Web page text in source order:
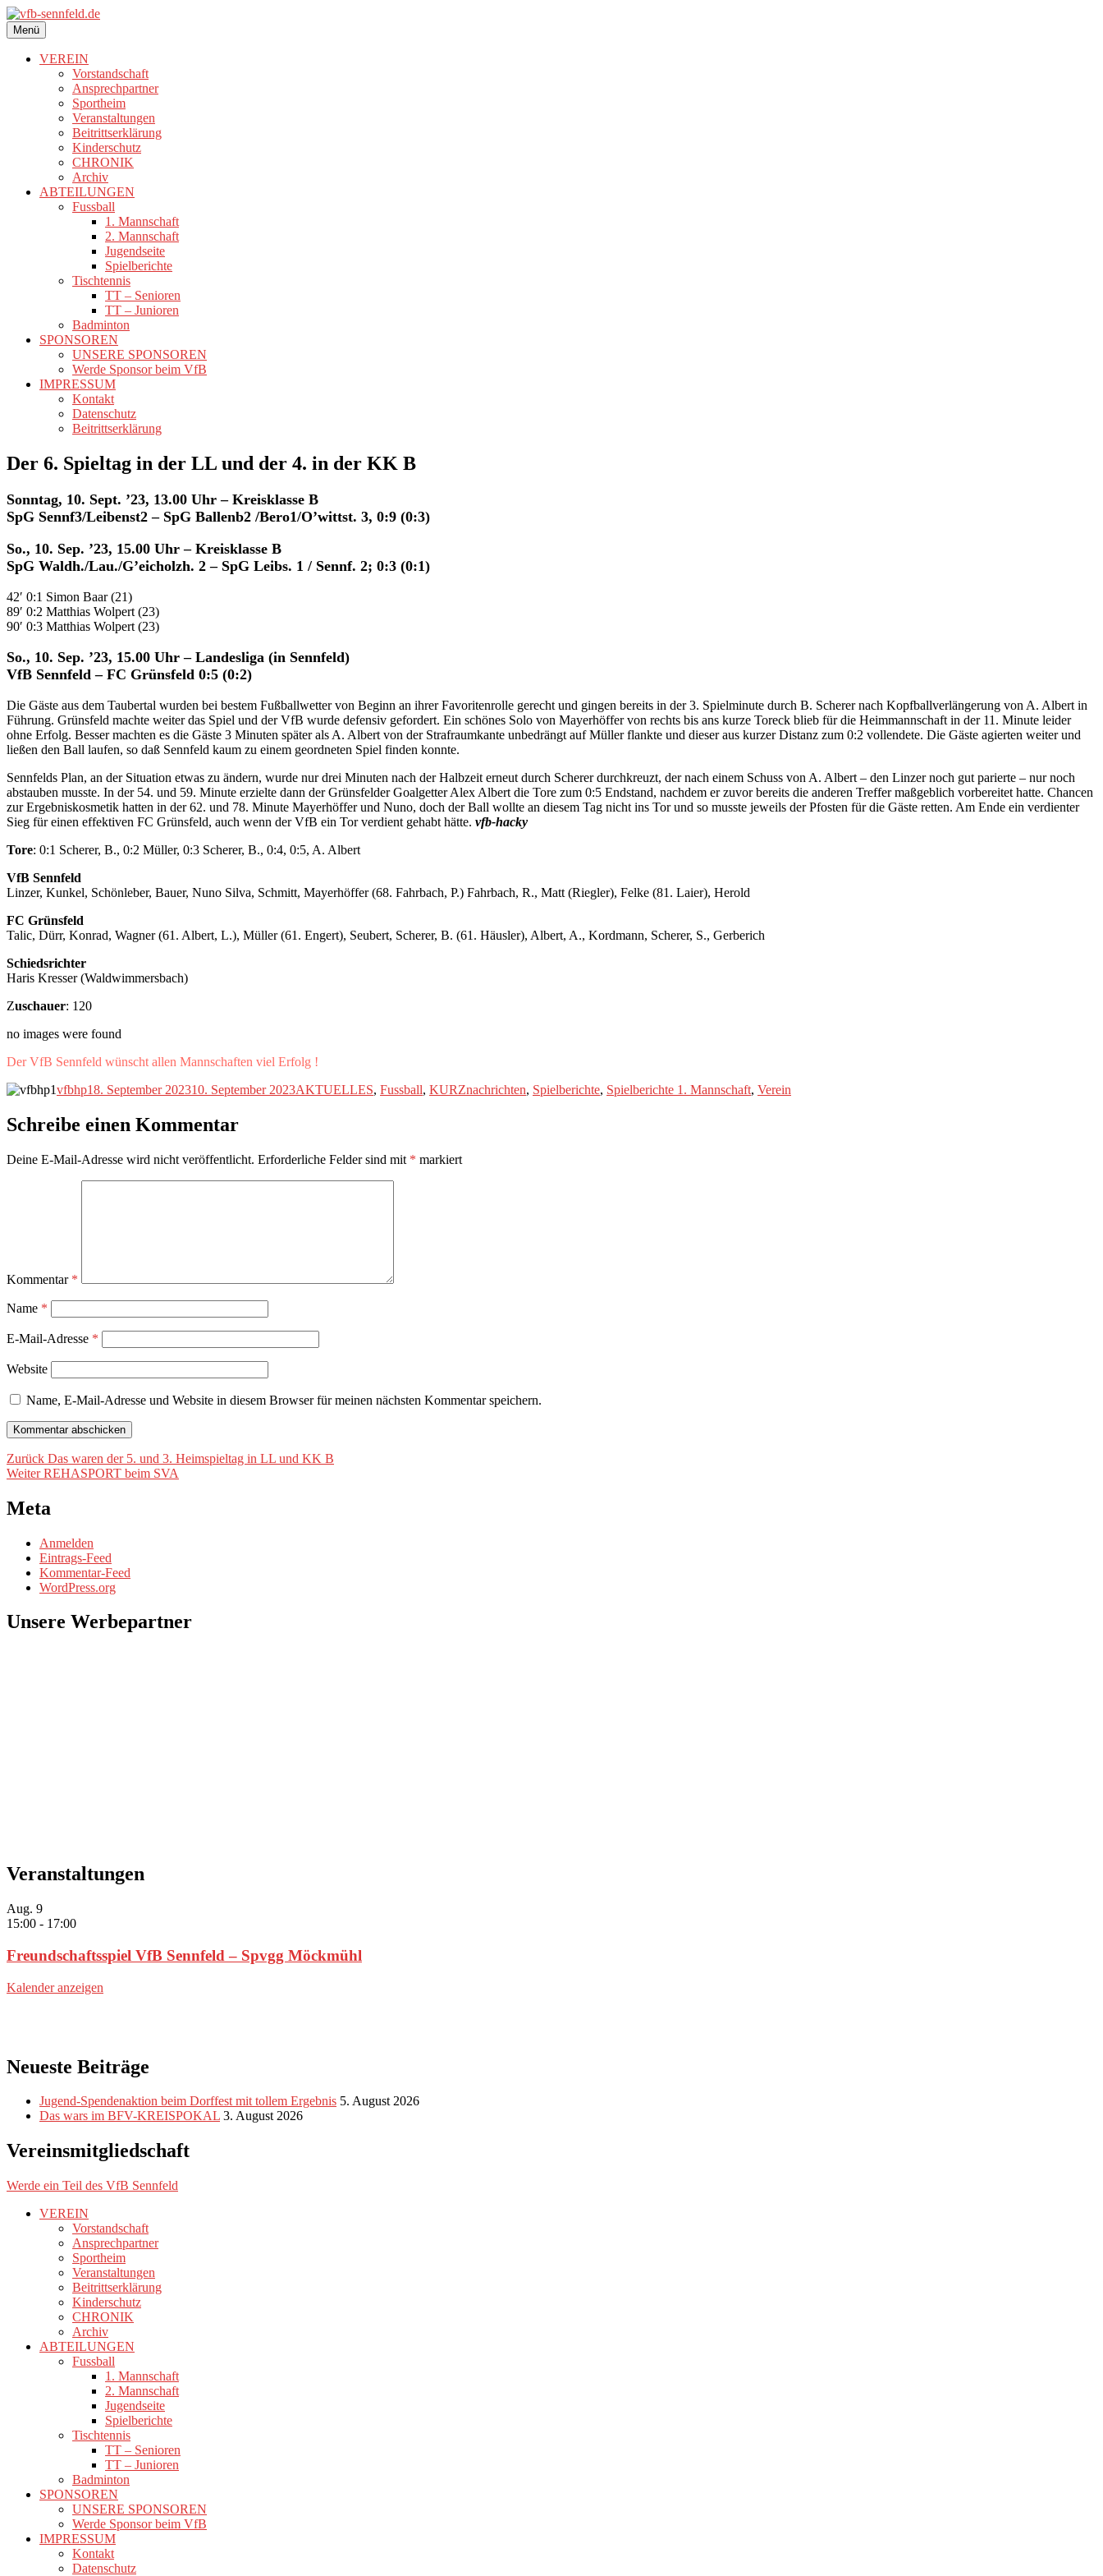
Zum
Inhalt
springen
vfb-sennfeld.de
Menü
VEREIN
Vorstandschaft
Ansprechpartner
Sportheim
Veranstaltungen
Beitrittserklärung
Kinderschutz
CHRONIK
Archiv
ABTEILUNGEN
Fussball
1. Mannschaft
2. Mannschaft
Jugendseite
Spielberichte
Tischtennis
TT – Senioren
TT – Junioren
Badminton
SPONSOREN
UNSERE SPONSOREN
Werde Sponsor beim VfB
IMPRESSUM
Kontakt
Datenschutz
Beitrittserklärung
Der 6. Spieltag in der LL und der 4. in der KK B
Sonntag, 10. Sept. ’23, 13.00 Uhr – Kreisklasse B
SpG Sennf3/Leibenst2 – SpG Ballenb2 /Bero1/O’wittst. 3, 0:9 (0:3)
So., 10. Sep. ’23, 15.00 Uhr – Kreisklasse B
SpG Waldh./Lau./G’eicholzh. 2 – SpG Leibs. 1 / Sennf. 2; 0:3 (0:1)
42′ 0:1 Simon Baar (21)
89′ 0:2 Matthias Wolpert (23)
90′ 0:3 Matthias Wolpert (23)
So., 10. Sep. ’23, 15.00 Uhr – Landesliga (in Sennfeld)
VfB Sennfeld – FC Grünsfeld 0:5 (0:2)
Die Gäste aus dem Taubertal wurden bei bestem Fußballwetter von Beginn an ihrer Favoritenrolle gerecht und gingen bereits in der 3. Spielminute durch B. Scherer nach Kopfballverlängerung von A. Albert in
Führung. Grünsfeld machte weiter das Spiel und der VfB wurde defensiv gefordert. Ein schönes Solo von Mayerhöffer von rechts bis ans kurze Toreck blieb für die Heimmannschaft in der 11. Minute leider
ohne Erfolg. Besser machten es die Gäste 3 Minuten später als A. Albert von der Strafraumkante unbedrängt auf Müller flankte und dieser aus kurzer Distanz zum 0:2 vollendete. Die Gäste agierten weiter und
ließen den Ball laufen, so daß Sennfeld kaum zu einem geordneten Spiel finden konnte.
Sennfelds Plan, an der Situation etwas zu ändern, wurde nur drei Minuten nach der Halbzeit erneut durch Scherer durchkreuzt, der nach einem Schuss von A. Albert – den Linzer noch gut parierte – nur noch
abstauben musste. In der 54. und 59. Minute erzielte dann der Grünsfelder Goalgetter Alex Albert die Tore zum 0:5 Endstand, nachdem er zuvor bereits die anderen Treffer maßgeblich vorbereitet hatte. Chancen
zur Ergebniskosmetik hatten in der 62. und 78. Minute Mayerhöffer und Nuno, doch der Ball wollte an diesem Tag nicht ins Tor und so musste jeweils der Pfosten für die Gäste retten. Am Ende ein verdienter
Sieg für einen effektiven FC Grünsfeld, auch wenn der VfB ein Tor verdient gehabt hätte. vfb-hacky
Tore: 0:1 Scherer, B., 0:2 Müller, 0:3 Scherer, B., 0:4, 0:5, A. Albert
VfB Sennfeld
Linzer, Kunkel, Schönleber, Bauer, Nuno Silva, Schmitt, Mayerhöffer (68. Fahrbach, P.) Fahrbach, R., Matt (Riegler), Felke (81. Laier), Herold
FC Grünsfeld
Talic, Dürr, Konrad, Wagner (61. Albert, L.), Müller (61. Engert), Seubert, Scherer, B. (61. Häusler), Albert, A., Kordmann, Scherer, S., Gerberich
Schiedsrichter
Haris Kresser (Waldwimmersbach)
Zuschauer: 120
no images were found
Der VfB Sennfeld wünscht allen Mannschaften viel Erfolg !
Autor
vfbhp1Veröffentlicht
8. September 202310. September 2023Kategorien
AKTUELLES, Fussball, KURZnachrichten, Spielberichte, Spielberichte 1. Mannschaft, Verein
Schreibe einen Kommentar
Deine E-Mail-Adresse wird nicht veröffentlicht. Erforderliche Felder sind mit * markiert
Kommentar *
Name *
E-Mail-Adresse *
Website
Name, E-Mail-Adresse und Website in diesem Browser für meinen nächsten Kommentar speichern.
Beitragsnavigation
Zurück Vorheriger
Beitrag:
Das waren der 5. und 3. Heimspieltag in LL und KK B
Weiter Nächster
REHASPORT beim SVA
Meta
Anmelden
Eintrags-Feed
Kommentar-Feed
WordPress.org
Unsere Werbepartner
Veranstaltungen
Aug. 9
15:00 - 17:00
Freundschaftsspiel VfB Sennfeld – Spvgg Möckmühl
Kalender anzeigen
Neueste Beiträge
Jugend-Spendenaktion beim Dorffest mit tollem Ergebnis 5. August 2026
Das wars im BFV-KREISPOKAL 3. August 2026
Vereinsmitgliedschaft
Werde ein Teil des VfB Sennfeld
VEREIN
Vorstandschaft
Ansprechpartner
Sportheim
Veranstaltungen
Beitrittserklärung
Kinderschutz
CHRONIK
Archiv
ABTEILUNGEN
Fussball
1. Mannschaft
2. Mannschaft
Jugendseite
Spielberichte
Tischtennis
TT – Senioren
TT – Junioren
Badminton
SPONSOREN
UNSERE SPONSOREN
Werde Sponsor beim VfB
IMPRESSUM
Kontakt
Datenschutz